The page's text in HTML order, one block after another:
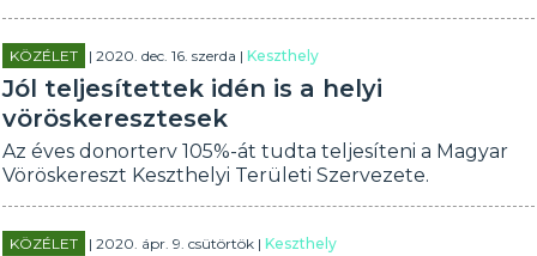
KÖZÉLET | 2020. dec. 16. szerda |Keszthely
Jól teljesítettek idén is a helyi
vöröskeresztesek
Az éves donorterv 105%-át tudta teljesíteni a Magyar
Vöröskereszt Keszthelyi Területi Szervezete.
KÖZÉLET | 2020. ápr. 9. csütörtök |Keszthely